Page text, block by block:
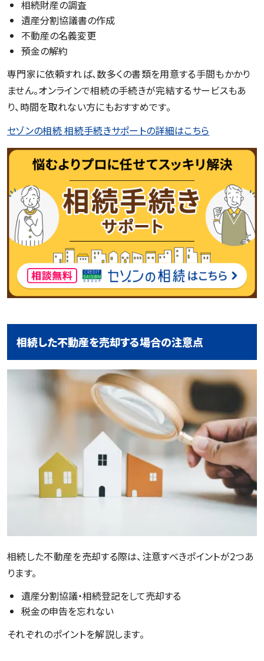
相続財産の調査
遺産分割協議書の作成
不動産の名義変更
預金の解約
専門家に依頼すれば、数多くの書類を用意する手間もかかり
ません。オンラインで相続の手続きが完結するサービスもあ
り、時間を取れない方にもおすすめです。
セゾンの相続 相続手続きサポートの詳細はこちら
相続した不動産を売却する場合の注意点
相続した不動産を売却する際は、注意すべきポイントが2つあ
ります。
遺産分割協議・相続登記をして売却する
税金の申告を忘れない
それぞれのポイントを解説します。